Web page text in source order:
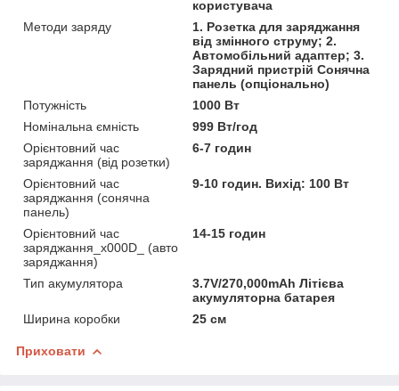
користувача
Методи заряду
1. Розетка для заряджання
від змінного струму; 2.
Автомобільний адаптер; 3.
Зарядний пристрій Сонячна
панель (опціонально)
Потужність
1000 Вт
Номінальна ємність
999 Вт/год
Орієнтовний час
заряджання (від розетки)
6-7 годин
Орієнтовний час
заряджання (сонячна
панель)
9-10 годин. Вихід: 100 Вт
Орієнтовний час
заряджання_x000D_ (авто
заряджання)
14-15 годин
Тип акумулятора
3.7V/270,000mAh Літієва
акумуляторна батарея
Ширина коробки
25 см
Приховати